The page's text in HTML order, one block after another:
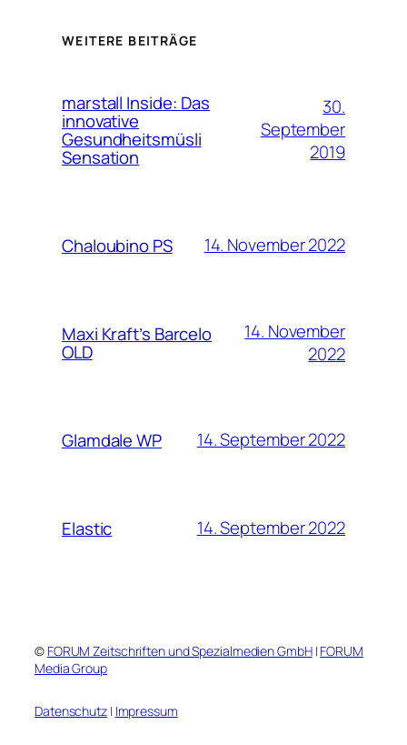
WEITERE BEITRÄGE
marstall Inside: Das
innovative
Gesundheitsmüsli
Sensation
30.
September
2019
Chaloubino PS 14. November 2022
Maxi Kraft’s Barcelo
OLD
14. November
2022
Glamdale WP 14. September 2022
Elastic 14. September 2022
© FORUM Zeitschriften und Spezialmedien GmbH| FORUM
Media Group
Datenschutz| Impressum